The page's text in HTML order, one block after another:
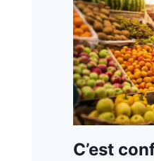
C’est